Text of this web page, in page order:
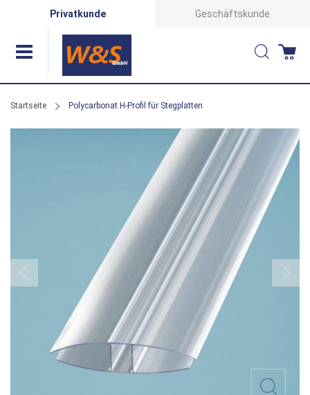
Privatkunde Geschäftskunde
Suche
Startseite Polycarbonat H-Profil für Stegplatten